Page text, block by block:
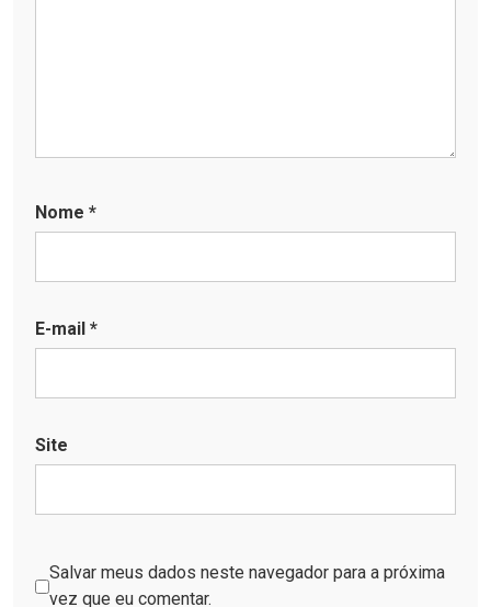
Nome *
E-mail *
Site
Salvar meus dados neste navegador para a próxima
vez que eu comentar.